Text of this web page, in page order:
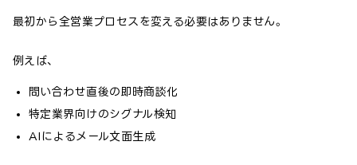
最初から全営業プロセスを変える必要はありません。
例えば、
問い合わせ直後の即時商談化
特定業界向けのシグナル検知
AIによるメール文面生成